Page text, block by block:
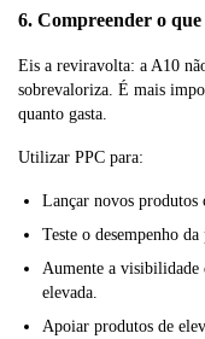
6. Compreender o
Eis a reviravolta: a A10
sobrevaloriza. É mais
quanto gasta.
Utilizar PPC para:
Lançar novos produtos
Teste o desempenho
Aumente a visibilidade
elevada.
Apoiar produtos de